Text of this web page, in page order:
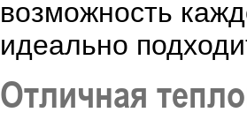
возможность
идеально
Отличная